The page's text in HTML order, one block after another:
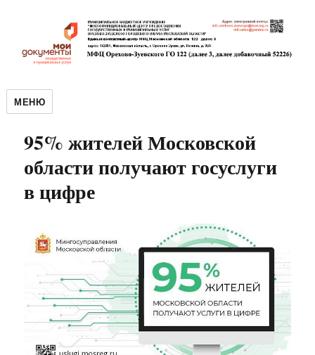
МЕНЮ
95% жителей Московской
области получают госуслуги
в цифре